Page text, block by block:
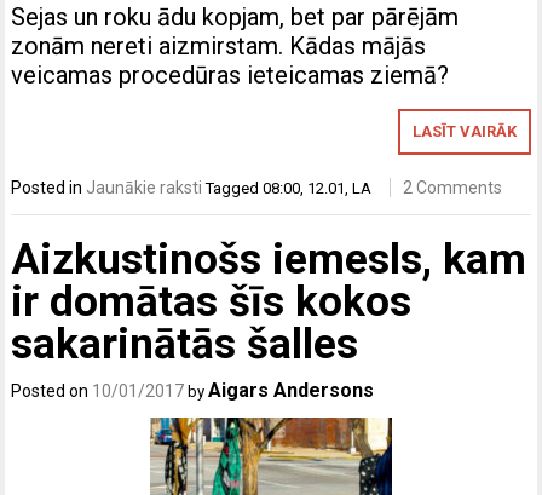
Sejas un roku ādu kopjam, bet par pārējām
zonām nereti aizmirstam. Kādas mājās
veicamas procedūras ieteicamas ziemā?
LASĪT VAIRĀK
Posted in Jaunākie raksti Tagged08:00 12.01 ,LA 2 Comments
Aizkustinošs iemesls, kam
ir domātas šīs kokos
sakarinātās šalles
Posted on 10/01/2017 byAigars Andersons